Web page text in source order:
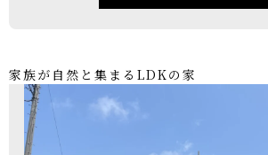
家族が自然と集まるLDKの家